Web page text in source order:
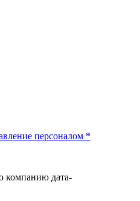
персоналом *
компанию дата-